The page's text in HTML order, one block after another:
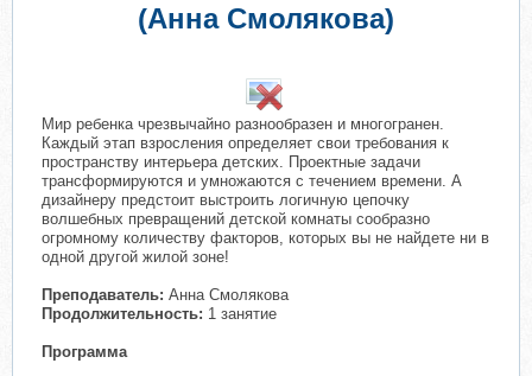
(Анна Смолякова)
Мир ребенка чрезвычайно разнообразен и многогранен.
Каждый этап взросления определяет свои требования к
пространству интерьера детских. Проектные задачи
трансформируются и умножаются с течением времени. А
дизайнеру предстоит выстроить логичную цепочку
волшебных превращений детской комнаты сообразно
огромному количеству факторов, которых вы не найдете ни в
одной другой жилой зоне!
Преподаватель: Анна Смолякова
Продолжительность: 1 занятие
Программа